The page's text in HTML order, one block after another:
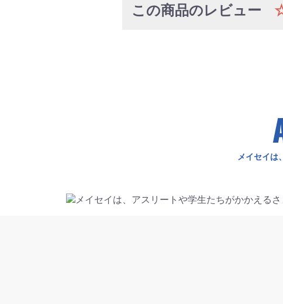
この商品のレビュー
メイセイは